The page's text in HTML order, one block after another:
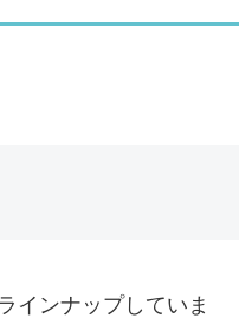
インナップしていま